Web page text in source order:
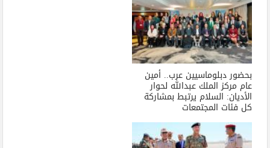
بحضور دبلوماسيين عرب.. أمين
عام مركز الملك عبدالله لحوار
الأديان: السلام يرتبط بمشاركة
كل فئات المجتمعات